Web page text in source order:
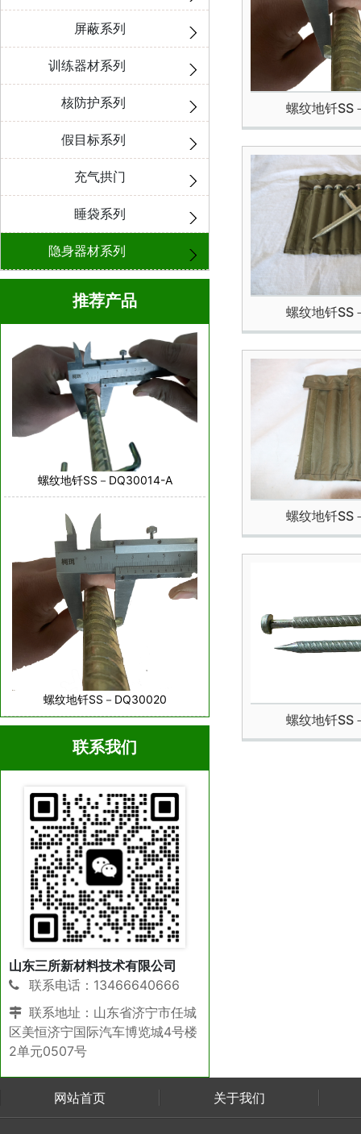
屏蔽系列
训练器材系列
核防护系列
假目标系列
充气拱门
睡袋系列
隐身器材系列
推荐产品
螺纹地钎SS－DQ30014-A
螺纹地钎SS－DQ30020
联系我们
山东三所新材料技术有限公司
联系电话：13466640666
联系地址：山东省济宁市任城
区美恒济宁国际汽车博览城4号楼
2单元0507号
螺纹地钎SS
螺纹地钎SS
螺纹地钎SS
螺纹地钎SS
网站首页 关于我们